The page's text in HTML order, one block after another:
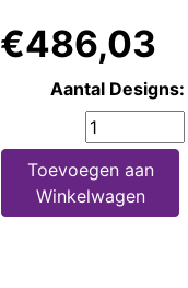
€486,03
Aantal Designs:
Toevoegen aan
Winkelwagen